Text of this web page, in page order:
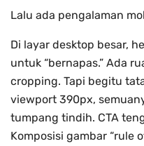
Lalu ada pengalaman
Di layar desktop besar,
untuk “bernapas.” Ada
cropping. Tapi begitu
viewport 390px,
tumpang tindih. CTA
Komposisi gambar “rule